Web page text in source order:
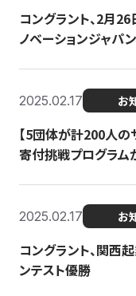
コングラント、2月
ノベーションジャパ
2025.02.17 お
【5団体が計200人の
寄付挑戦プログラム
2025.02.17 お
コングラント、関
ンテスト優勝